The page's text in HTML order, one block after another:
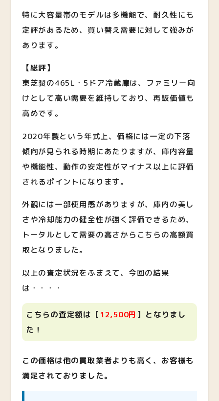
特に大容量帯のモデルは多機能で、耐久性にも
定評があるため、買い替え需要に対して強みが
あります。
【総評】
東芝製の465L・5ドア冷蔵庫は、ファミリー向
けとして高い需要を維持しており、再販価値も
高めです。
2020年製という年式上、価格には一定の下落
傾向が見られる時期にあたりますが、庫内容量
や機能性、動作の安定性がマイナス以上に評価
されるポイントになります。
外観には一部使用感がありますが、庫内の美し
さや冷却能力の健全性が強く評価できるため、
トータルとして需要の高さからこちらの高額買
取となりました。
以上の査定状況をふまえて、今回の結果
は・・・・
こちらの査定額は【 12,500円 】となりまし
た！
この価格は他の買取業者よりも高く、お客様も
満足されておりました。